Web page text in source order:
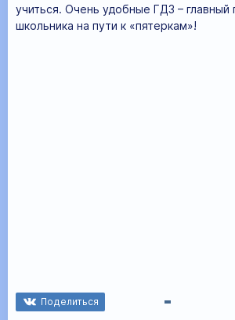
учиться. Очень удобные ГДЗ –
школьника на пути к «пятеркам»!
Поделиться